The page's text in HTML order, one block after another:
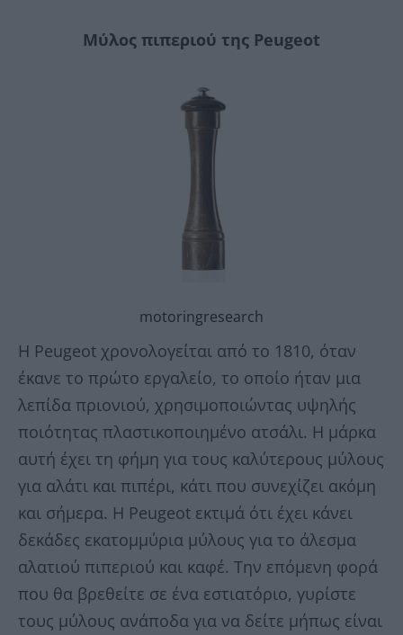
Μύλος πιπεριού της Peugeot
motoringresearch
Η Peugeot χρονολογείται από το 1810, όταν
έκανε το πρώτο εργαλείο, το οποίο ήταν μια
λεπίδα πριονιού, χρησιμοποιώντας υψηλής
ποιότητας πλαστικοποιημένο ατσάλι. Η μάρκα
αυτή έχει τη φήμη για τους καλύτερους μύλους
για αλάτι και πιπέρι, κάτι που συνεχίζει ακόμη
και σήμερα. Η Peugeot εκτιμά ότι έχει κάνει
δεκάδες εκατομμύρια μύλους για το άλεσμα
αλατιού πιπεριού και καφέ. Την επόμενη φορά
που θα βρεθείτε σε ένα εστιατόριο, γυρίστε
τους μύλους ανάποδα για να δείτε μήπως είναι